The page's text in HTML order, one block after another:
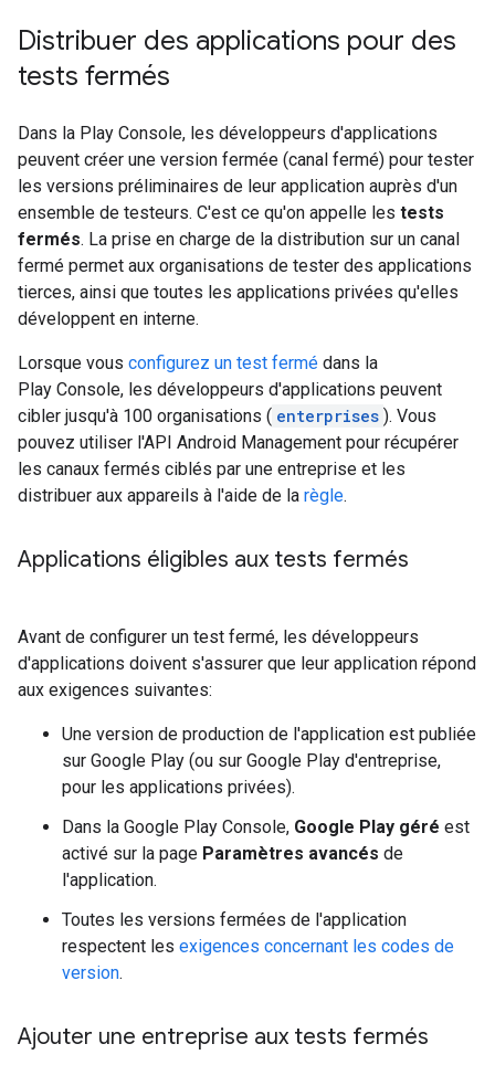
Distribuer des applications pour des
tests fermés
Dans la Play Console, les développeurs d'applications
peuvent créer une version fermée (canal fermé) pour tester
les versions préliminaires de leur application auprès d'un
ensemble de testeurs. C'est ce qu'on appelle les tests
fermés. La prise en charge de la distribution sur un canal
fermé permet aux organisations de tester des applications
tierces, ainsi que toutes les applications privées qu'elles
développent en interne.
Lorsque vous configurez un test fermé dans la
Play Console, les développeurs d'applications peuvent
cibler jusqu'à 100 organisations ( enterprises ). Vous
pouvez utiliser l'API Android Management pour récupérer
les canaux fermés ciblés par une entreprise et les
distribuer aux appareils à l'aide de la règle.
Applications éligibles aux tests fermés
Avant de configurer un test fermé, les développeurs
d'applications doivent s'assurer que leur application répond
aux exigences suivantes:
Une version de production de l'application est publiée
sur Google Play (ou sur Google Play d'entreprise,
pour les applications privées).
Dans la Google Play Console, Google Play géré est
activé sur la page Paramètres avancés de
l'application.
Toutes les versions fermées de l'application
respectent les exigences concernant les codes de
version.
Ajouter une entreprise aux tests fermés